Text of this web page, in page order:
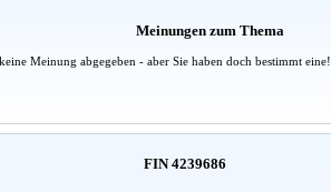
Meinungen zum Thema
Meinung abgegeben - aber Sie haben doch bestimmt eine!
FIN 4239686